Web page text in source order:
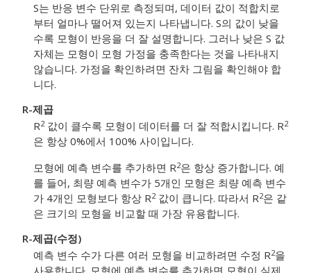
S는 반응 변수 단위로 측정되며, 데이터 값이 적합치로
부터 얼마나 떨어져 있는지 나타냅니다. S의 값이 낮을
수록 모형이 반응을 더 잘 설명합니다. 그러나 낮은 S 값
자체는 모형이 모형 가정을 충족한다는 것을 나타내지
않습니다. 가정을 확인하려면 잔차 그림을 확인해야 합
니다.
R-제곱
R2값이 클수록 모형이 데이터를 더 잘 적합시킵니다. R2
은 항상 0%에서 100% 사이입니다.
모형에 예측 변수를 추가하면 R2은 항상 증가합니다. 예
를 들어, 최량 예측 변수가 5개인 모형은 최량 예측 변수
가 4개인 모형보다 항상 R2값이 큽니다. 따라서 R2은 같
은 크기의 모형을 비교할 때 가장 유용합니다.
R-제곱(수정)
예측 변수 수가 다른 여러 모형을 비교하려면 수정 R2을